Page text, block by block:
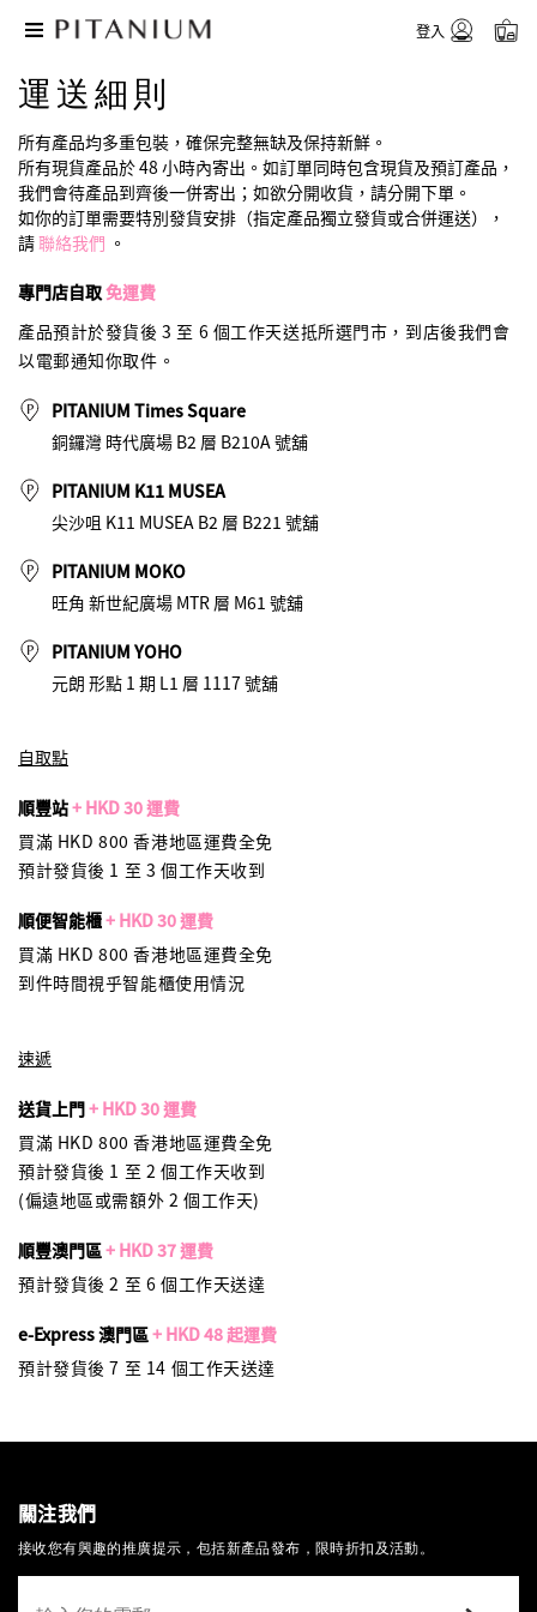
登入
運送細則
所有產品均多重包裝，確保完整無缺及保持新鮮。
所有現貨產品於 48 小時內寄出。如訂單同時包含現貨及預訂產品，
我們會待產品到齊後一併寄出；如欲分開收貨，請分開下單。
如你的訂單需要特別發貨安排（指定產品獨立發貨或合併運送），
請聯絡我們 。
專門店自取免運費
產品預計於發貨後 3 至 6 個工作天送抵所選門市，到店後我們會
以電郵通知你取件。
PITANIUM Times Square
銅鑼灣 時代廣場 B2 層 B210A 號舖
PITANIUM K11 MUSEA
尖沙咀 K11 MUSEA B2 層 B221 號舖
PITANIUM MOKO
旺角 新世紀廣場 MTR 層 M61 號舖
PITANIUM YOHO
元朗 形點 1 期 L1 層 1117 號舖
自取點
順豐站+ HKD 30 運費
買滿 HKD 800 香港地區運費全免
預計發貨後 1 至 3 個工作天收到
順便智能櫃+ HKD 30 運費
買滿 HKD 800 香港地區運費全免
到件時間視乎智能櫃使用情況
速遞
送貨上門+ HKD 30 運費
買滿 HKD 800 香港地區運費全免
預計發貨後 1 至 2 個工作天收到
(偏遠地區或需額外 2 個工作天)
順豐澳門區+ HKD 37 運費
預計發貨後 2 至 6 個工作天送達
e-Express 澳門區+ HKD 48 起運費
預計發貨後 7 至 14 個工作天送達
關注我們
接收您有興趣的推廣提示，包括新產品發布，限時折扣及活動。